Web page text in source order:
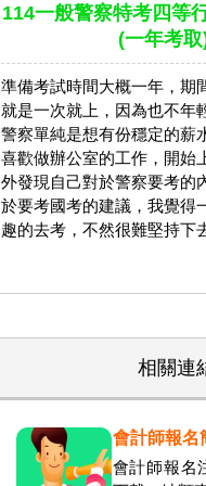
114一般警察特考四等
(一年考取
準備考試時間大概一年，期
就是一次就上，因為也不年
警察單純是想有份穩定的薪
喜歡做辦公室的工作，開始
外發現自己對於警察要考的
於要考國考的建議，我覺得
趣的去考，不然很難堅持下
相關連
會計師報名
會計師報名